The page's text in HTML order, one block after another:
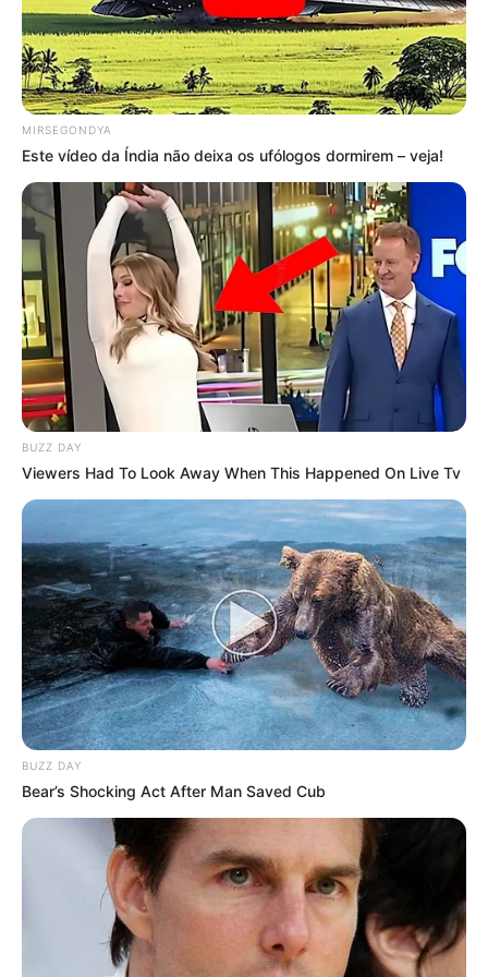
+Entrevista: Cosmo Mariz (CONACS), instrumentos para solicitar
antecipação do Piso.
+1ª cidade da Bahia a pagar o Piso de 2 salários aos Agentes de
Saúde (ACS e ACE).
+Requerimento para pagamento do novo Piso Salarial de R$
2.424,00 para ACS/ACE
+2 Salários: Conheça a primeira cidade a pagar o novo Piso
Nacional aos ACS/ACE
+RS - Sindicato entra com medidas para cumprimento do Piso
Salarial para ACS/ACE
+
Brasil: vereadores estão aprovando requerimento solicitando
cumprimento do novo Piso
+Prefeito declara que será um dos 1º a pagar o Piso Nacional de 2
salários aos ACS/ACE
Conteúdo relacionado :
+
Disponibilizamos um ótimo Projeto de Lei para garantir o
Pagamento do Piso, aqui.
SAÚDE COM AGENTE: EDITAL - Processo Seletivo para Ingresso
nos Cursos Técnicos.
Insalubridade e Aposentadoria Especial: ACS e ACE terão grau
MIRSEGONDYA
Este vídeo da Índia não deixa os ufólogos dormirem – veja!
BUZZ DAY
Viewers Had To Look Away When This Happened On Live Tv
BUZZ DAY
Bear’s Shocking Act After Man Saved Cub